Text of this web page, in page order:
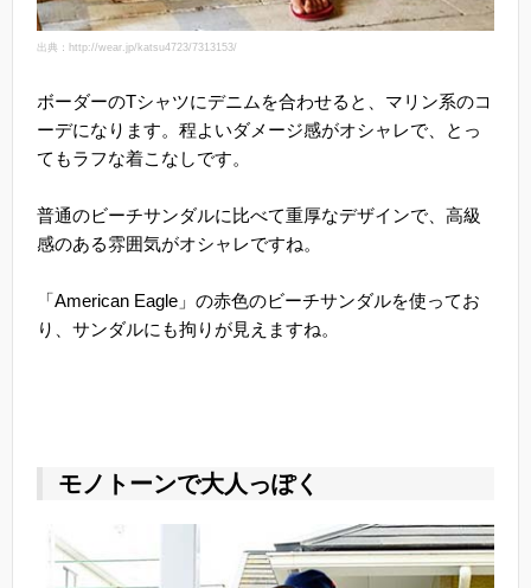
出典：http://wear.jp/katsu4723/7313153/
ボーダーのTシャツにデニムを合わせると、マリン系のコ
ーデになります。程よいダメージ感がオシャレで、とっ
てもラフな着こなしです。
普通のビーチサンダルに比べて重厚なデザインで、高級
感のある雰囲気がオシャレですね。
「American Eagle」の赤色のビーチサンダルを使ってお
り、サンダルにも拘りが見えますね。
モノトーンで大人っぽく